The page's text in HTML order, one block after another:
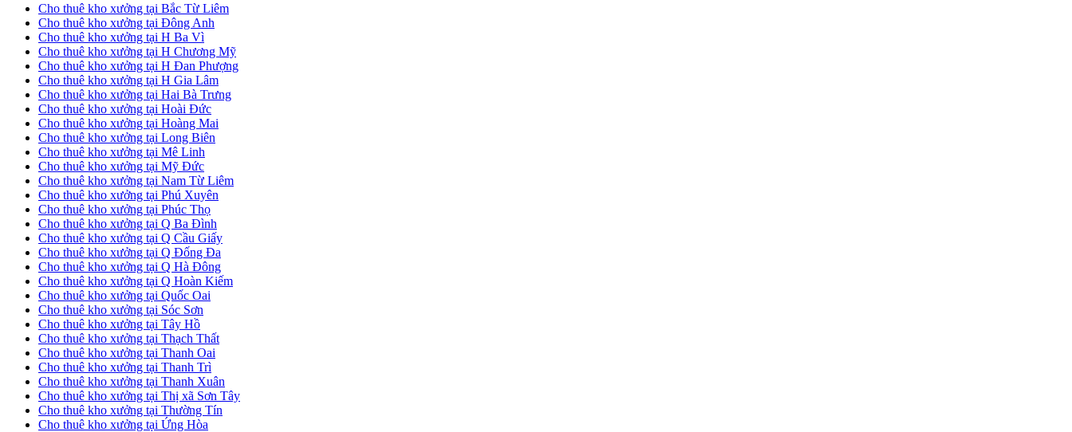
Cho thuê kho xưởng tại Bắc Từ Liêm
Cho thuê kho xưởng tại Đông Anh
Cho thuê kho xưởng tại H Ba Vì
Cho thuê kho xưởng tại H Chương Mỹ
Cho thuê kho xưởng tại H Đan Phượng
Cho thuê kho xưởng tại H Gia Lâm
Cho thuê kho xưởng tại Hai Bà Trưng
Cho thuê kho xưởng tại Hoài Đức
Cho thuê kho xưởng tại Hoàng Mai
Cho thuê kho xưởng tại Long Biên
Cho thuê kho xưởng tại Mê Linh
Cho thuê kho xưởng tại Mỹ Đức
Cho thuê kho xưởng tại Nam Từ Liêm
Cho thuê kho xưởng tại Phú Xuyên
Cho thuê kho xưởng tại Phúc Thọ
Cho thuê kho xưởng tại Q Ba Đình
Cho thuê kho xưởng tại Q Cầu Giấy
Cho thuê kho xưởng tại Q Đống Đa
Cho thuê kho xưởng tại Q Hà Đông
Cho thuê kho xưởng tại Q Hoàn Kiếm
Cho thuê kho xưởng tại Quốc Oai
Cho thuê kho xưởng tại Sóc Sơn
Cho thuê kho xưởng tại Tây Hồ
Cho thuê kho xưởng tại Thạch Thất
Cho thuê kho xưởng tại Thanh Oai
Cho thuê kho xưởng tại Thanh Trì
Cho thuê kho xưởng tại Thanh Xuân
Cho thuê kho xưởng tại Thị xã Sơn Tây
Cho thuê kho xưởng tại Thường Tín
Cho thuê kho xưởng tại Ứng Hòa